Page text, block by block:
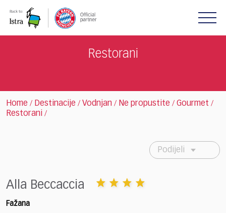
note:
Restorani
Home / Destinacije / Vodnjan / Ne propustite / Gourmet /
Restorani /
Podijeli
Alla Beccaccia
Fažana